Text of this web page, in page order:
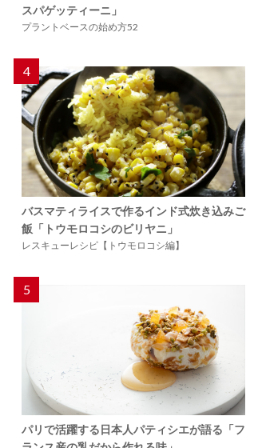
スパゲッティーニ」
プラントベースの始め方52
4
バスマティライスで作るインド式炊き込みご
飯「トウモロコシのビリヤニ」
レスキューレシピ【トウモロコシ編】
5
パリで活躍する日本人パティシエが語る「フ